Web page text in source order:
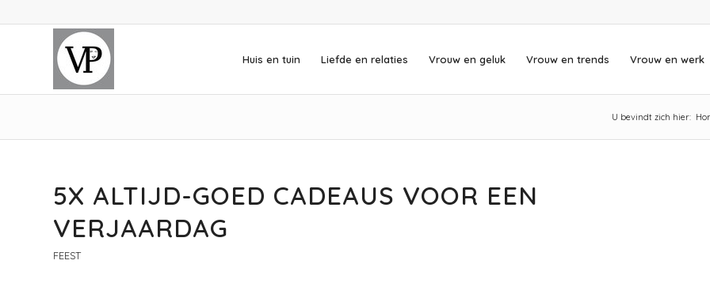
Huis en tuin Liefde en relaties Vrouw en geluk Vrouw en trends Vrouw en werk
U bevindt zich hier:
5X ALTIJD-GOED CADEAUS VOOR EEN
VERJAARDAG
FEEST